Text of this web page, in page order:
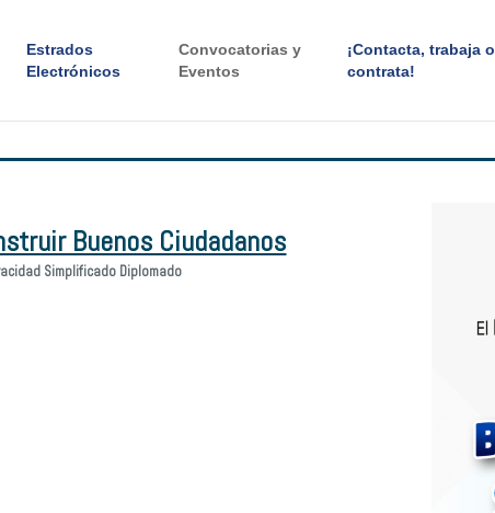
Estrados
Electrónicos
Convocatorias y
Eventos
¡Contacta, trabaja o
contrata!
Buenos Ciudadanos
Simplificado Diplomado